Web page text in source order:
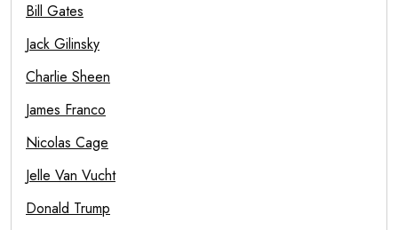
Bill Gates
Jack Gilinsky
Charlie Sheen
James Franco
Nicolas Cage
Jelle Van Vucht
Donald Trump